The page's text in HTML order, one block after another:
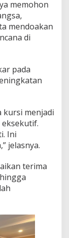
memohon
mendoakan
di
pada
kursi menjadi
Ini
jelasnya.
terima